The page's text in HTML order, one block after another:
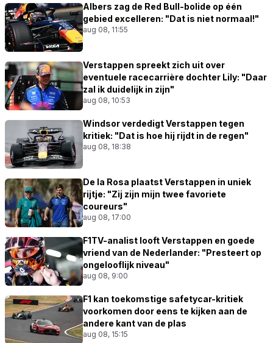
Albers zag de Red Bull-bolide op één
gebied excelleren: "Dat is niet normaal!"
aug 08, 11:55
Verstappen spreekt zich uit over
eventuele racecarrière dochter Lily: "Daar
zal ik duidelijk in zijn"
aug 08, 10:53
Windsor verdedigt Verstappen tegen
kritiek: "Dat is hoe hij rijdt in de regen"
aug 08, 18:38
De la Rosa plaatst Verstappen in uniek
rijtje: "Zij zijn mijn twee favoriete
coureurs"
aug 08, 17:00
F1TV-analist looft Verstappen en goede
vriend van de Nederlander: "Presteert op
ongelooflijk niveau"
aug 08, 9:00
F1 kan toekomstige safetycar-kritiek
voorkomen door eens te kijken aan de
andere kant van de plas
aug 08, 15:15